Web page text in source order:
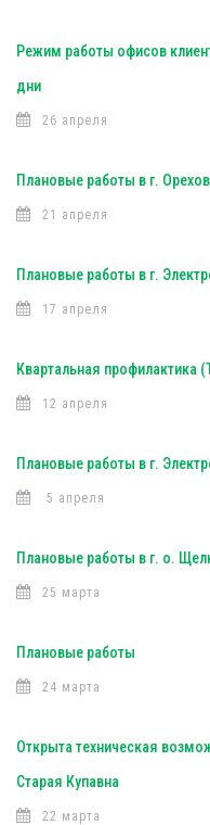
Режим работы офисов
дни
26 апреля
Плановые работы в г.
21 апреля
Плановые работы в г.
17 апреля
Квартальная профилактика
12 апреля
Плановые работы в г.
5 апреля
Плановые работы в г. о.
25 марта
Плановые работы
24 марта
Открыта техническая
Старая Купавна
22 марта